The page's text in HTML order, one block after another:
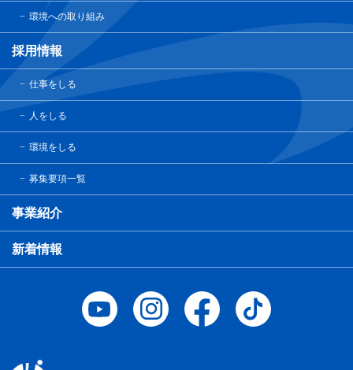
環境への取り組み
採用情報
仕事をしる
人をしる
環境をしる
募集要項一覧
事業紹介
新着情報